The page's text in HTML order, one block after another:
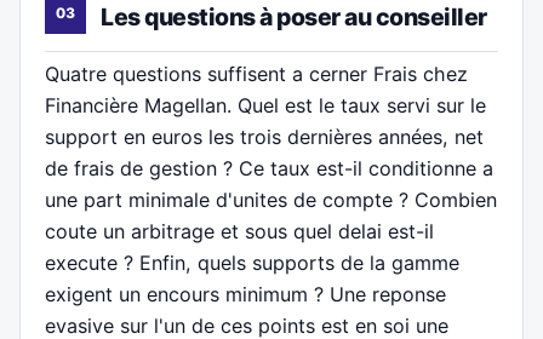
Les questions à poser au conseiller
Quatre questions suffisent a cerner Frais chez
Financière Magellan. Quel est le taux servi sur le
support en euros les trois dernières années, net
de frais de gestion ? Ce taux est-il conditionne a
une part minimale d'unites de compte ? Combien
coute un arbitrage et sous quel delai est-il
execute ? Enfin, quels supports de la gamme
exigent un encours minimum ? Une reponse
evasive sur l'un de ces points est en soi une